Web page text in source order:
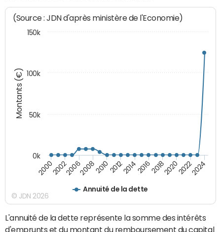
Montants (€)
(Source : JDN d'après ministère de l'Economie)
Annuité de la dette
200020022006200820102012201420162018202020222024
0k
50k
100k
150k
© JDN 2026
L'annuité de la dette représente la somme des intérêts
d'emprunts et du montant du remboursement du capital